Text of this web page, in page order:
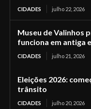
CIDADES julho 22, 2026
Museu de Valinhos
funciona em antiga
CIDADES julho 21, 2026
Eleições 2026:
trânsito
CIDADES julho 20, 2026